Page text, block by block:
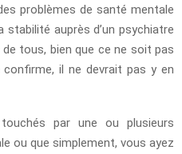
problèmes de santé mentale
stabilité auprès d’un psychiatre
de tous, bien que ce ne soit pas
il ne devrait pas y en
par une ou plusieurs
ou que simplement, vous ayez